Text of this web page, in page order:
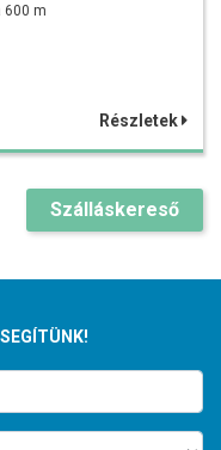
600 m
Részletek
Szálláskereső